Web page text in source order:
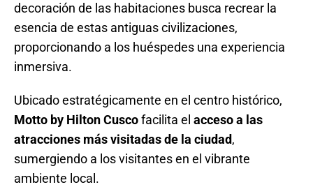
decoración de las habitaciones busca recrear la
esencia de estas antiguas civilizaciones,
proporcionando a los huéspedes una experiencia
inmersiva.
Ubicado estratégicamente en el centro histórico,
Motto by Hilton Cuscofacilita el acceso a las
atracciones más visitadas de la ciudad,
sumergiendo a los visitantes en el vibrante
ambiente local.